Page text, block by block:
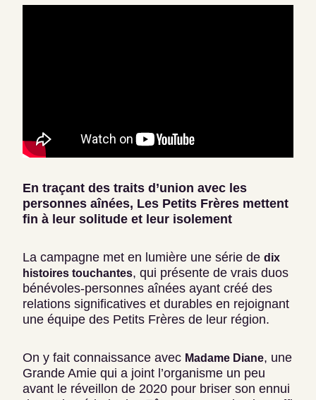
En traçant des traits d’union avec les
personnes aînées, Les Petits Frères mettent
fin à leur solitude et leur isolement
La campagne met en lumière une série de dix
histoires touchantes, qui présente de vrais duos
bénévoles-personnes aînées ayant créé des
relations significatives et durables en rejoignant
une équipe des Petits Frères de leur région.
On y fait connaissance avec Madame Diane, une
Grande Amie qui a joint l’organisme un peu
avant le réveillon de 2020 pour briser son ennui